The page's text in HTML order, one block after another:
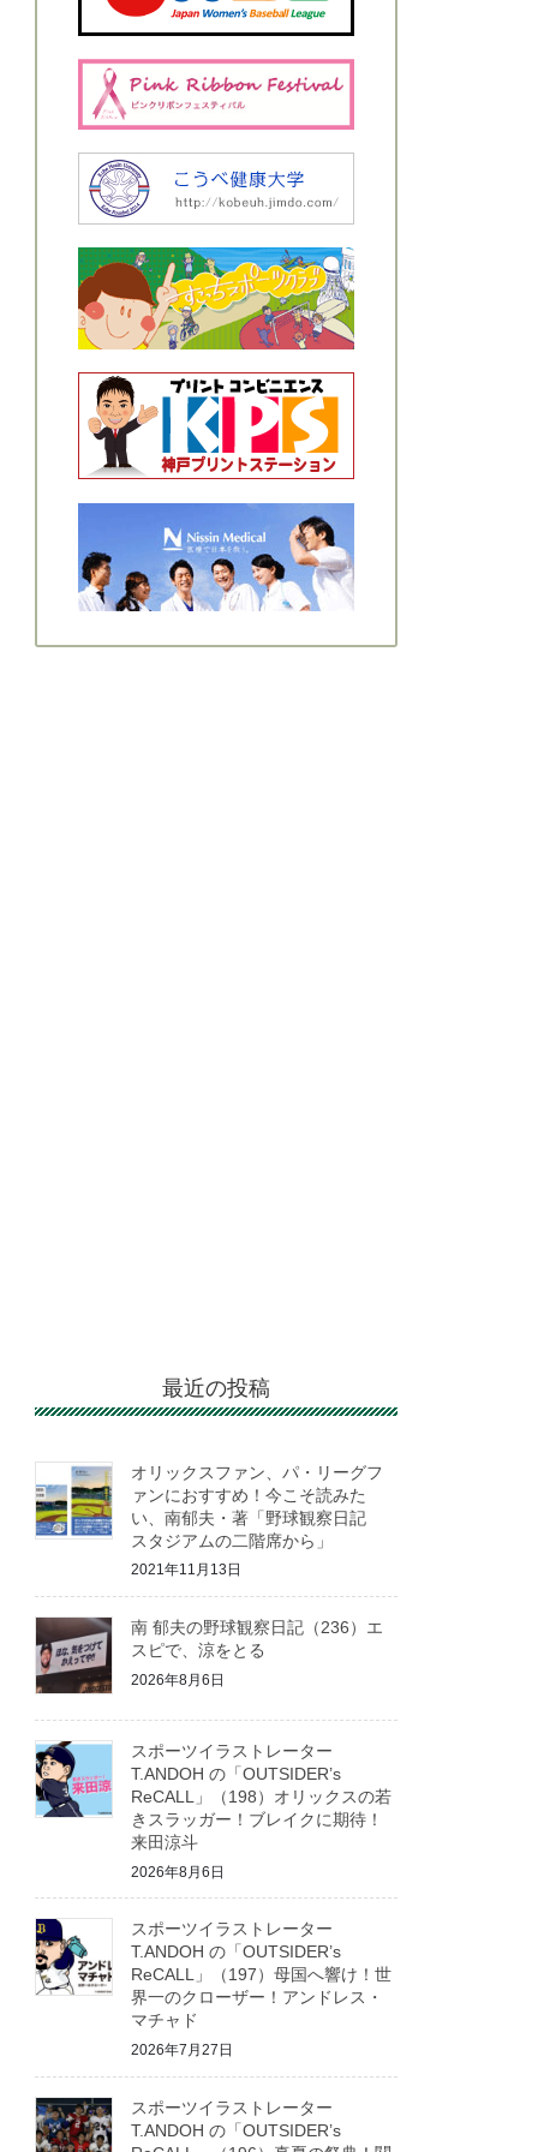
最近の投稿
オリックスファン、パ・リーグフ
ァンにおすすめ！今こそ読みた
い、南郁夫・著「野球観察日記
スタジアムの二階席から」
2021年11月13日
南 郁夫の野球観察日記（236）エ
スピで、涼をとる
2026年8月6日
スポーツイラストレーター
T.ANDOH の「OUTSIDER’s
ReCALL」（198）オリックスの若
きスラッガー！ブレイクに期待！
来田涼斗
2026年8月6日
スポーツイラストレーター
T.ANDOH の「OUTSIDER’s
ReCALL」（197）母国へ響け！世
界一のクローザー！アンドレス・
マチャド
2026年7月27日
スポーツイラストレーター
T.ANDOH の「OUTSIDER’s